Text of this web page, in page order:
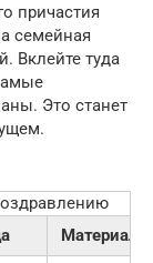
причастия
семейная
Вклейте туда
Это станет
Материалы